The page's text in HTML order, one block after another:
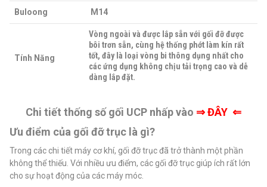
Buloong M14
Tính Năng
Vòng ngoài và được lắp sẵn với gối đỡ được
bôi trơn sẵn, cùng hệ thống phớt làm kín rất
tốt, đây là loại vòng bi thông dụng nhất cho
các ứng dụng không chịu tải trọng cao và dễ
dàng lắp đặt.
Chi tiết thống số gối UCP nhấp vào ⇒ĐÂY ⇐
Ưu điểm của gối đỡ trục là gì?
Trong các chi tiết máy cơ khí, gối đỡ trục đã trở thành một phần
không thể thiếu. Với nhiều ưu điểm, các gối đỡ trục giúp ích rất lớn
cho sự hoạt động của các máy móc.